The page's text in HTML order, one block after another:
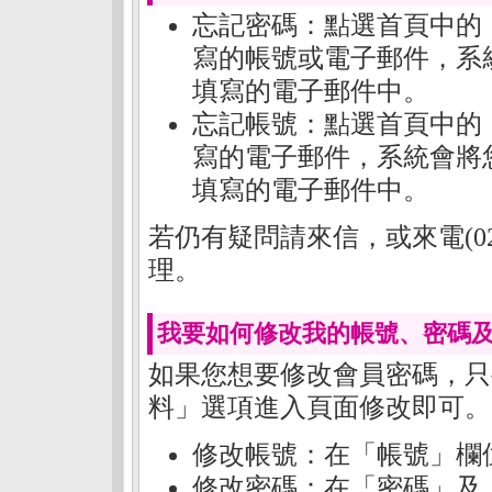
忘記密碼：點選首頁中
寫的帳號或電子郵件，
填寫的電子郵件中。
忘記帳號：點選首頁中
寫的電子郵件，系統會
填寫的電子郵件中。
若仍有疑問請來信，或來電
理。
我要如何修改我的帳號、密碼
如果您想要修改會員密碼，
料」選項進入頁面修改即可。
修改帳號：在「帳號」